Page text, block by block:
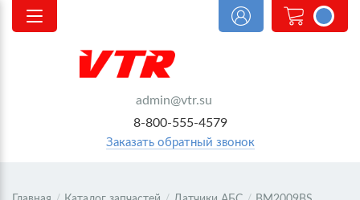
admin@vtr.su
8-800-555-4579
Заказать обратный звонок
<@
order.count
|| 0 @>